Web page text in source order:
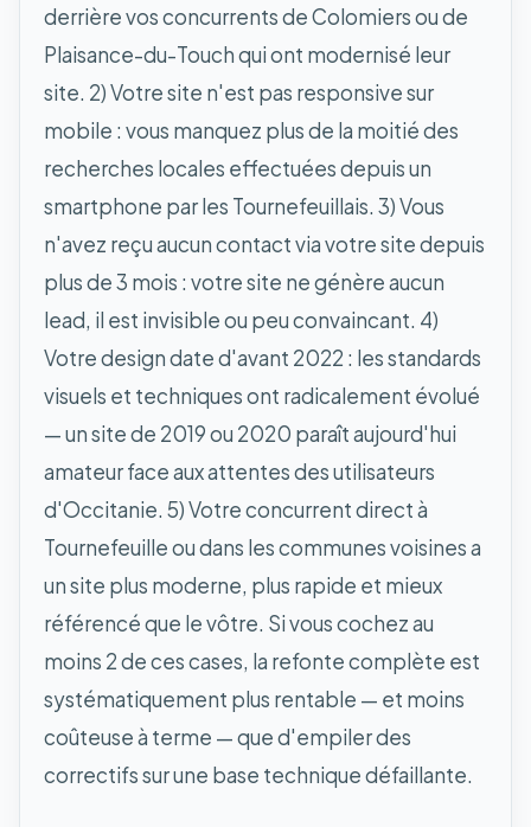
derrière vos concurrents de Colomiers ou de
Plaisance-du-Touch qui ont modernisé leur
site. 2) Votre site n'est pas responsive sur
mobile : vous manquez plus de la moitié des
recherches locales effectuées depuis un
smartphone par les Tournefeuillais. 3) Vous
n'avez reçu aucun contact via votre site depuis
plus de 3 mois : votre site ne génère aucun
lead, il est invisible ou peu convaincant. 4)
Votre design date d'avant 2022 : les standards
visuels et techniques ont radicalement évolué
— un site de 2019 ou 2020 paraît aujourd'hui
amateur face aux attentes des utilisateurs
d'Occitanie. 5) Votre concurrent direct à
Tournefeuille ou dans les communes voisines a
un site plus moderne, plus rapide et mieux
référencé que le vôtre. Si vous cochez au
moins 2 de ces cases, la refonte complète est
systématiquement plus rentable — et moins
coûteuse à terme — que d'empiler des
correctifs sur une base technique défaillante.